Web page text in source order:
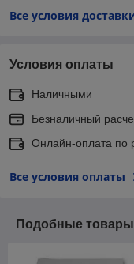
Все условия
Условия оплаты
Наличными
Безналичный
Онлайн-оплата по
Все условия оплаты
Подобные